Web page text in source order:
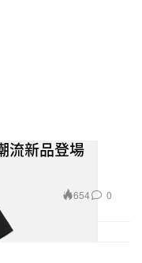
流新品登場
654 0